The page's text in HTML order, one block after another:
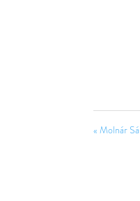
« Molnár